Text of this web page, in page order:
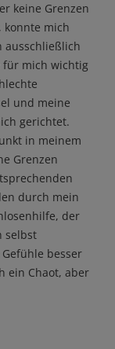
keine Grenzen
konnte mich
ausschließlich
für mich wichtig
und meine
gerichtet.
in meinem
Grenzen
durch mein
der
selbst
besser
ein Chaot, aber